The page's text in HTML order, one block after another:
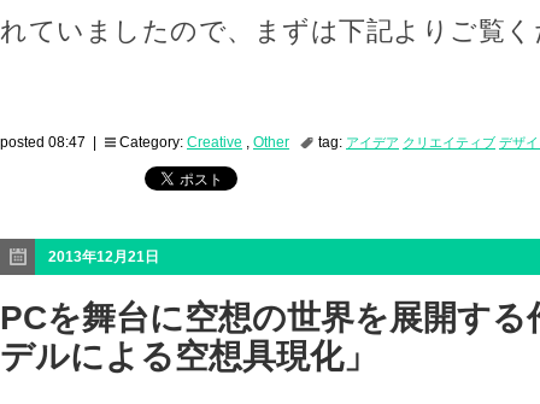
れていましたので、まずは下記よりご覧
posted 08:47 | Category: Creative , Other tag: アイデア クリエイティブ デザ
2013年12月21日
PCを舞台に空想の世界を展開する
デルによる空想具現化」